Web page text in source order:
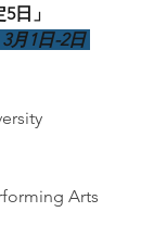
日」
月1日-2日
Arts